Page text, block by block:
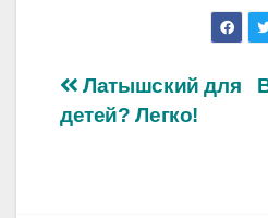
Навигация
по
Латышский для
детей? Легко!